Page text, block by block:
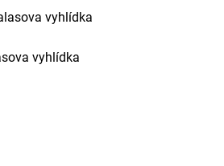
vyhlídka